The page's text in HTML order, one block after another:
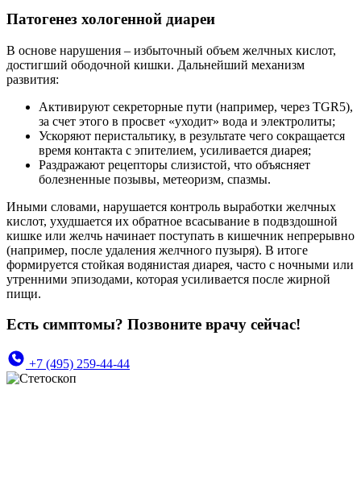
Патогенез хологенной диареи
В основе нарушения – избыточный объем желчных кислот,
достигший ободочной кишки. Дальнейший механизм
развития:
Активируют секреторные пути (например, через TGR5),
за счет этого в просвет «уходит» вода и электролиты;
Ускоряют перистальтику, в результате чего сокращается
время контакта с эпителием, усиливается диарея;
Раздражают рецепторы слизистой, что объясняет
болезненные позывы, метеоризм, спазмы.
Иными словами, нарушается контроль выработки желчных
кислот, ухудшается их обратное всасывание в подвздошной
кишке или желчь начинает поступать в кишечник непрерывно
(например, после удаления желчного пузыря). В итоге
формируется стойкая водянистая диарея, часто с ночными или
утренними эпизодами, которая усиливается после жирной
пищи.
Есть симптомы? Позвоните врачу сейчас!
+7 (495) 259-44-44